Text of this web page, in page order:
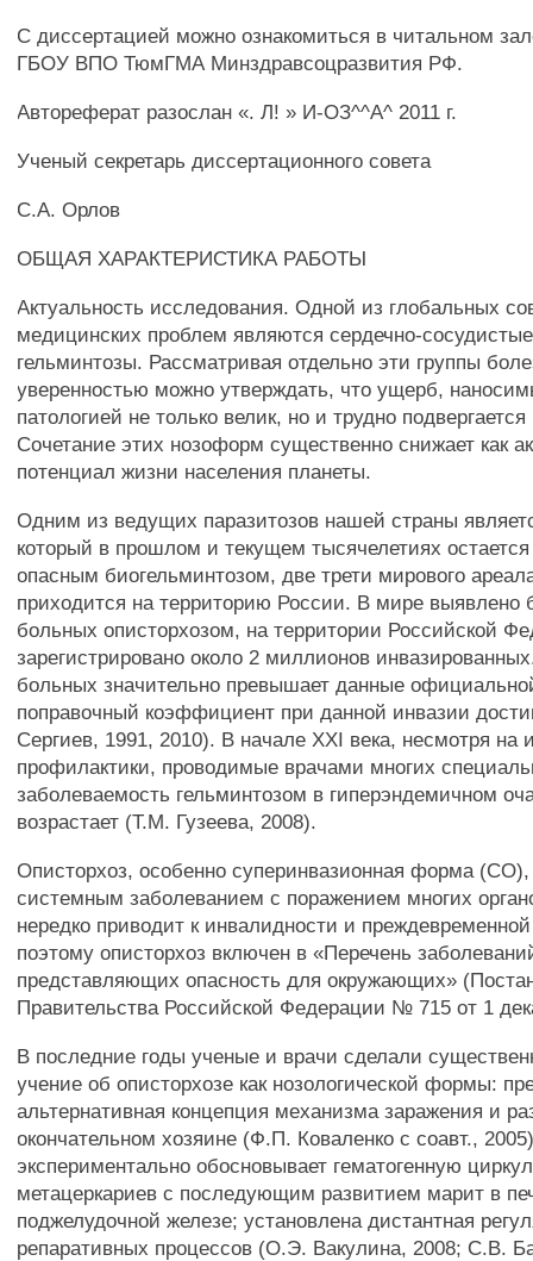
С диссертацией можно ознакомиться в читальном
ГБОУ ВПО ТюмГМА Минздравсоцразвития РФ.
Автореферат разослан «. Л! » И-ОЗ^^А^ 2011 г.
Ученый секретарь диссертационного совета
С.А. Орлов
ОБЩАЯ ХАРАКТЕРИСТИКА РАБОТЫ
Актуальность исследования. Одной из глобальных
медицинских проблем являются сердечно-
гельминтозы. Рассматривая отдельно эти группы
уверенностью можно утверждать, что ущерб,
патологией не только велик, но и трудно подвергается
Сочетание этих нозоформ существенно снижает как
потенциал жизни населения планеты.
Одним из ведущих паразитозов нашей страны
который в прошлом и текущем тысячелетиях
опасным биогельминтозом, две трети мирового
приходится на территорию России. В мире выявлено
больных описторхозом, на территории Российской
зарегистрировано около 2 миллионов
больных значительно превышает данные
поправочный коэффициент при данной инвазии
Сергиев, 1991, 2010). В начале XXI века, несмотря на
профилактики, проводимые врачами многих
заболеваемость гельминтозом в гиперэндемичном
возрастает (Т.М. Гузеева, 2008).
Описторхоз, особенно суперинвазионная форма (СО),
системным заболеванием с поражением многих
нередко приводит к инвалидности и
поэтому описторхоз включен в «Перечень
представляющих опасность для окружающих»
Правительства Российской Федерации № 715 от 1
В последние годы ученые и врачи сделали
учение об описторхозе как нозологической формы:
альтернативная концепция механизма заражения и
окончательном хозяине (Ф.П. Коваленко с соавт.,
экспериментально обосновывает гематогенную
метацеркариев с последующим развитием марит в
поджелудочной железе; установлена дистантная
репаративных процессов (О.Э. Вакулина, 2008; C.B.